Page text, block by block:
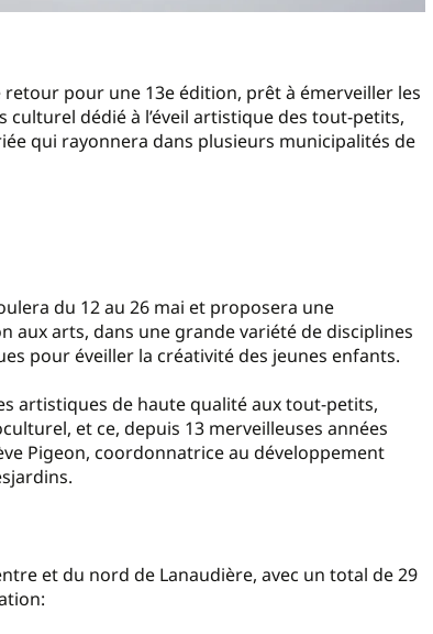
pour une 13e édition, prêt à émerveiller les
dédié à l’éveil artistique des tout-petits,
qui rayonnera dans plusieurs municipalités de
du 12 au 26 mai et proposera une
aux arts, dans une grande variété de disciplines
pour éveiller la créativité des jeunes enfants.
artistiques de haute qualité aux tout-petits,
et ce, depuis 13 merveilleuses années
Pigeon, coordonnatrice au développement
et du nord de Lanaudière, avec un total de 29